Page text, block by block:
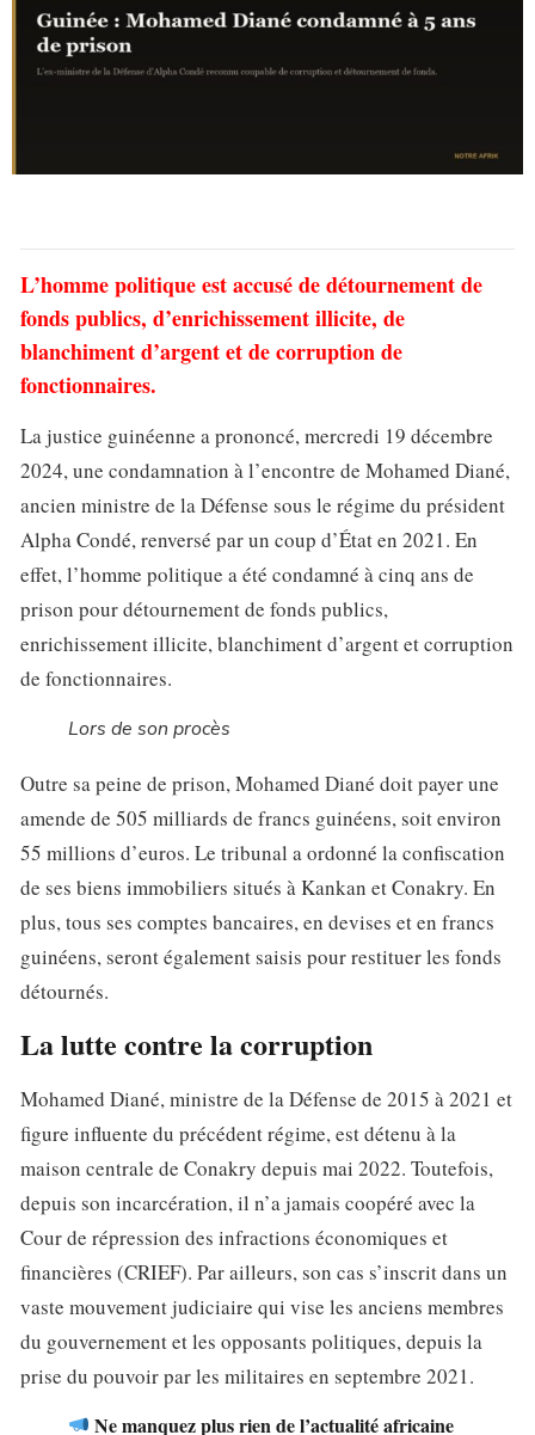
L’homme politique est accusé de détournement de
fonds publics, d’enrichissement illicite, de
blanchiment d’argent et de corruption de
fonctionnaires.
La justice guinéenne a prononcé, mercredi 19 décembre
2024, une condamnation à l’encontre de Mohamed Diané,
ancien ministre de la Défense sous le régime du président
Alpha Condé, renversé par un coup d’État en 2021. En
effet, l’homme politique a été condamné à cinq ans de
prison pour détournement de fonds publics,
enrichissement illicite, blanchiment d’argent et corruption
de fonctionnaires.
Lors de son procès
Outre sa peine de prison, Mohamed Diané doit payer une
amende de 505 milliards de francs guinéens, soit environ
55 millions d’euros. Le tribunal a ordonné la confiscation
de ses biens immobiliers situés à Kankan et Conakry. En
plus, tous ses comptes bancaires, en devises et en francs
guinéens, seront également saisis pour restituer les fonds
détournés.
La lutte contre la corruption
Mohamed Diané, ministre de la Défense de 2015 à 2021 et
figure influente du précédent régime, est détenu à la
maison centrale de Conakry depuis mai 2022. Toutefois,
depuis son incarcération, il n’a jamais coopéré avec la
Cour de répression des infractions économiques et
financières (CRIEF). Par ailleurs, son cas s’inscrit dans un
vaste mouvement judiciaire qui vise les anciens membres
du gouvernement et les opposants politiques, depuis la
prise du pouvoir par les militaires en septembre 2021.
Ne manquez plus rien de l’actualité africaine